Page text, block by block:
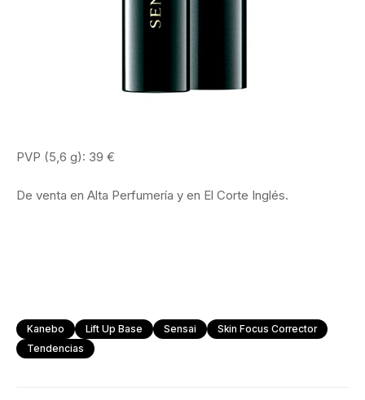
PVP (5,6 g): 39 €
De venta en Alta Perfumería y en El Corte Inglés.
Kanebo Lift Up Base Sensai
Skin Focus Corrector
Tendencias